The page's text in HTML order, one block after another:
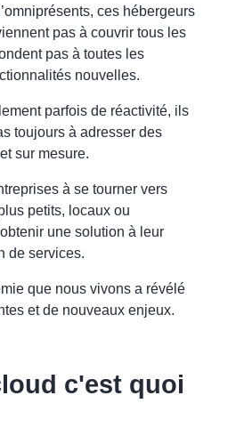
ces hébergeurs
pas à couvrir tous les
pas à toutes les
nouvelles.
parfois de réactivité, ils
toujours à adresser des
sur mesure.
à se tourner vers
petits, locaux ou
une solution à leur
de services.
que nous vivons a révélé
et de nouveaux enjeux.
c'est quoi